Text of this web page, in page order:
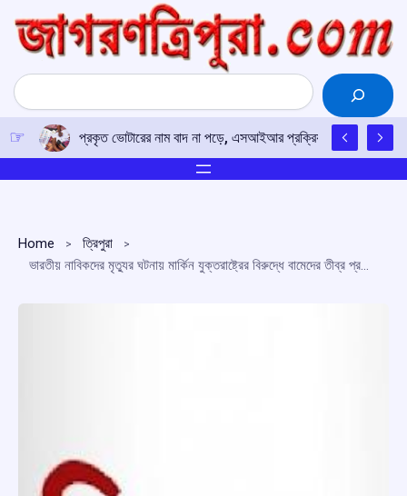
content
Search
প্রকৃত ভোটারের নাম বাদ না পড়ে, এসআইআর প্রক্রিয়ায় সতর্কতার
Home
ত্রিপুরা
ভারতীয় নাবিকদের মৃত্যুর ঘটনায় মার্কিন যুক্তরাষ্ট্রের বিরুদ্ধে বামেদের তীব্র প্রতিবাদ